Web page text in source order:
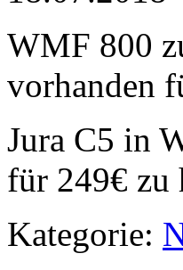
WMF 800
vorhanden
Jura C5 in
für 249€ zu
Kategorie: